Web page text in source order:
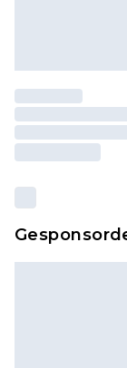
matrassen,
ongebruikt
wettelijke
bekijken.